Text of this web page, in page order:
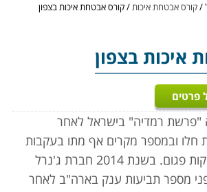
/קורס אבטחת איכות/קורס אבטחת איכות בצפון
איכותבצפון
פרטים
פרצה "פרשת רמדיה" בישראל לאחר
חלו ובמספר מקרים אף מתו בעקבות
צריכה של מזון תינוקות פגום. בשנת 2014 חברת ג'נרל
מספר תביעות ענק בארה"ב לאחר